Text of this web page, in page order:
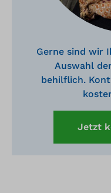
Gerne sind wir
Auswahl
behilflich.
Jetzt